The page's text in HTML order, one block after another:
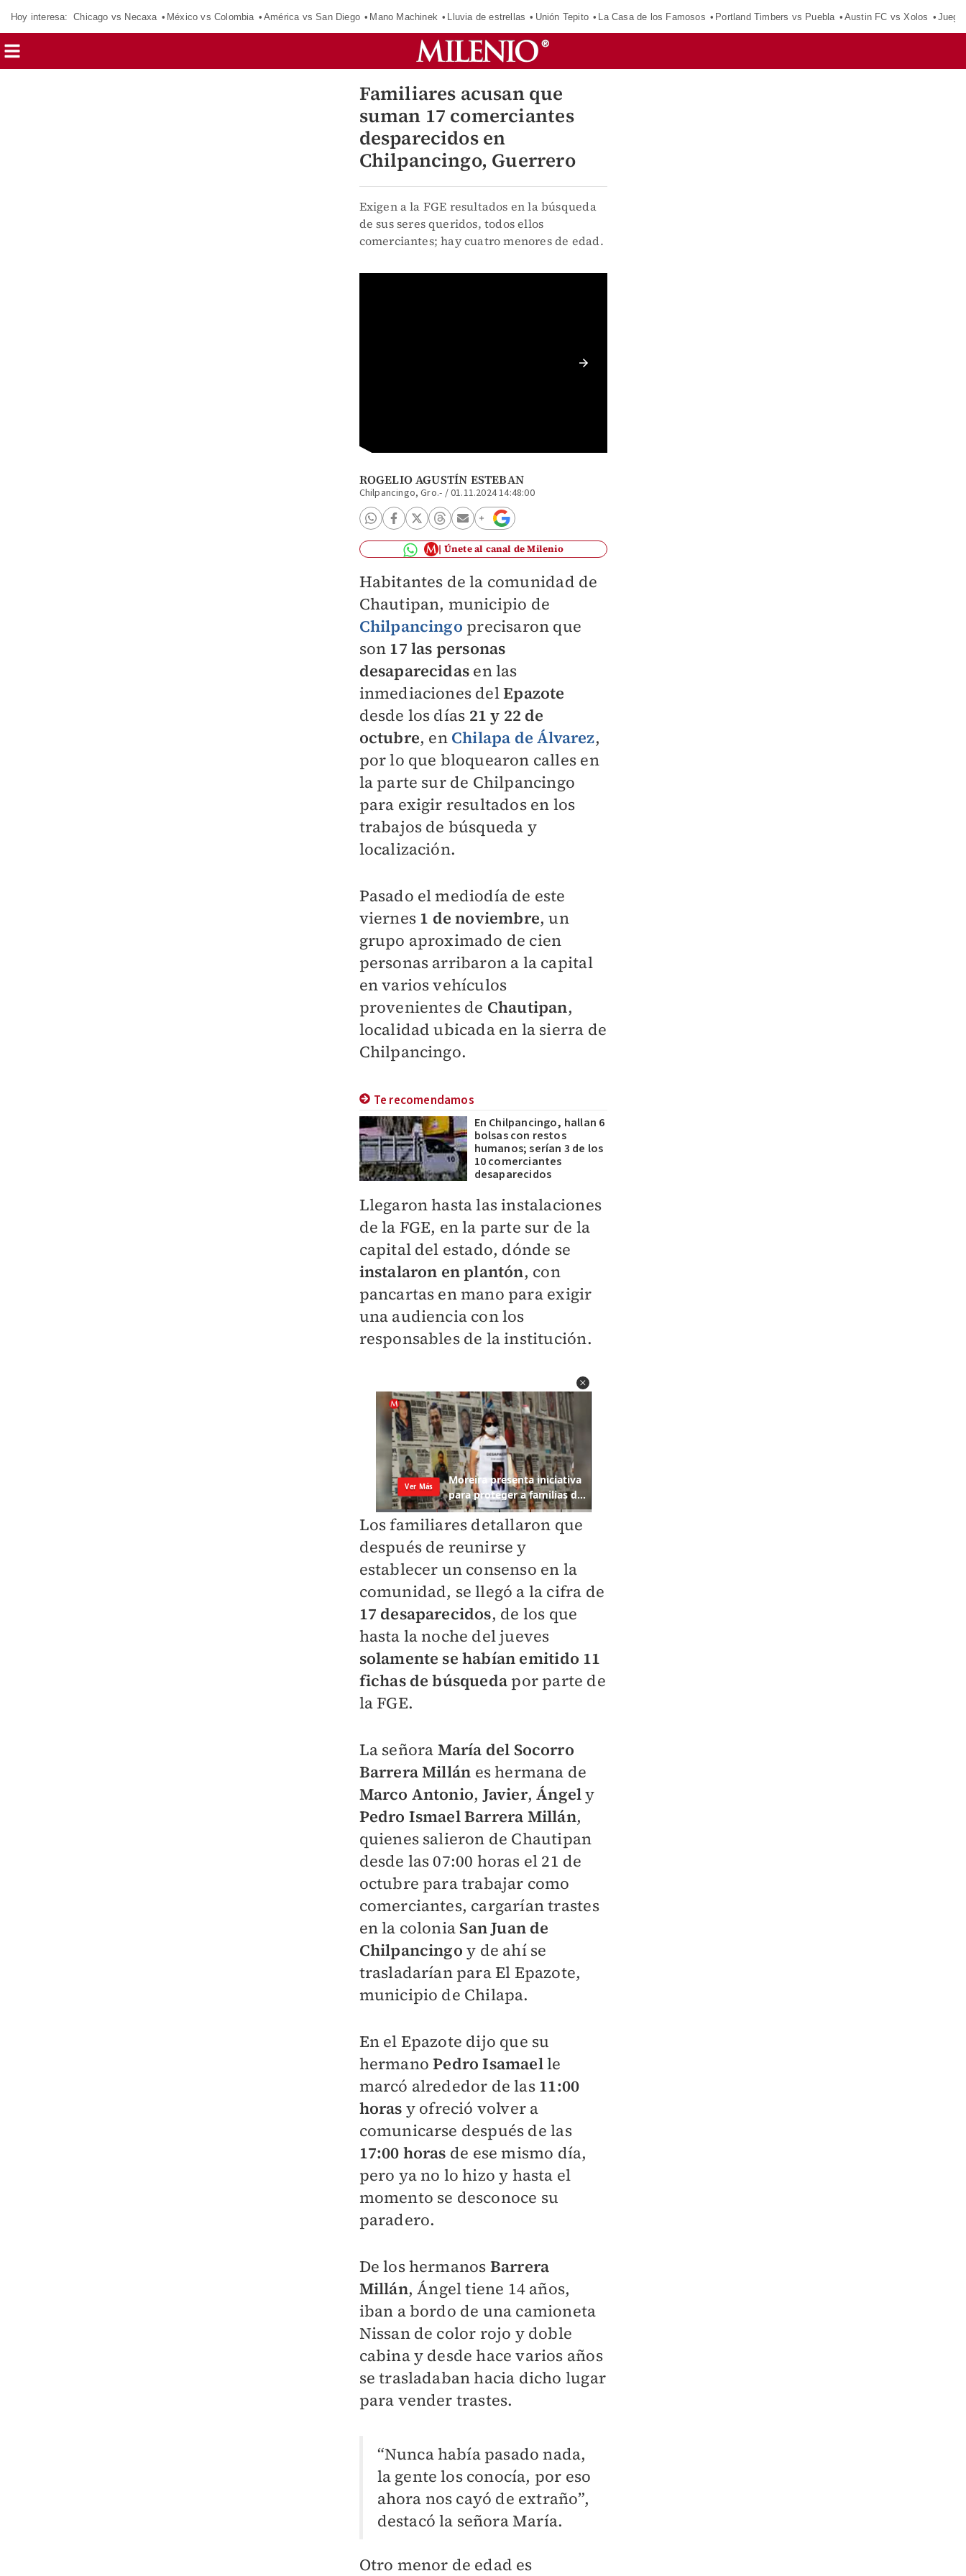
Hoy interesa: Chicago vs Necaxa México vs Colombia América vs San Diego Mano Machinek Lluvia de estrellas Unión Tepito La Casa de los Famosos Portland Timbers vs Puebla Austin FC vs Xolos
Familiares acusan que
suman 17 comerciantes
desparecidos en
Chilpancingo, Guerrero
Exigen a la FGE resultados en la búsqueda
de sus seres queridos, todos ellos
comerciantes; hay cuatro menores de edad.
ROGELIO AGUSTÍN ESTEBAN
Chilpancingo, Gro.- /01.11.2024 14:48:00
Únete al canal de Milenio
Habitantes de la comunidad de
Chautipan, municipio de
Chilpancingo precisaron que
son 17 las personas
desaparecidas en las
inmediaciones delEpazote
desde los días 21 y 22 de
octubre, en Chilapa de Álvarez,
por lo que bloquearon calles en
la parte sur de Chilpancingo
para exigir resultados en los
trabajos de búsqueda y
localización.
Pasado el mediodía de este
viernes 1 de noviembre, un
grupo aproximado de cien
personas arribaron a la capital
en varios vehículos
provenientes de Chautipan,
localidad ubicada en la sierra de
Chilpancingo.
Te recomendamos
En Chilpancingo, hallan 6
bolsas con restos
humanos; serían 3 de los
10 comerciantes
desaparecidos
Llegaron hasta las instalaciones
de la FGE, en la parte sur de la
capital del estado, dónde se
instalaron en plantón, con
pancartas en mano para exigir
una audiencia con los
responsables de la institución.
Los familiares detallaron que
después de reunirse y
establecer un consenso en la
comunidad, se llegó a la cifra de
17 desaparecidos, de los que
hasta la noche del jueves
solamente se habían emitido 11
fichas de búsqueda por parte de
la FGE.
La señora María del Socorro
Barrera Millán es hermana de
Marco Antonio, Javier,Ángely
Pedro Ismael Barrera Millán,
quienes salieron de Chautipan
desde las 07:00 horas el 21 de
octubre para trabajar como
comerciantes, cargarían trastes
en la colonia San Juan de
Chilpancingoy de ahí se
trasladarían para El Epazote,
municipio de Chilapa.
En el Epazote dijo que su
hermanoPedro Isamaelle
marcó alrededor de las11:00
horas y ofreció volver a
comunicarse después de las
17:00 horas de ese mismo día,
pero ya no lo hizo y hasta el
momento se desconoce su
paradero.
De los hermanos Barrera
Millán, Ángel tiene 14 años,
iban a bordo de una camioneta
Nissan de color rojo y doble
cabina y desde hace varios años
se trasladaban hacia dicho lugar
para vender trastes.
“Nunca había pasado nada,
la gente los conocía, por eso
ahora nos cayó de extraño”,
destacó la señora María.
Otro menor de edad es